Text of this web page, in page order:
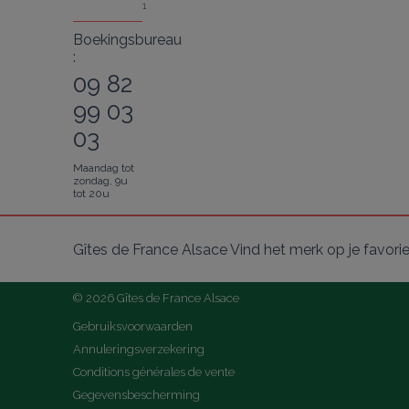
1
Boekingsbureau
:
09 82
99 03
03
Maandag tot
zondag, 9u
tot 20u
Gîtes de France Alsace Vind het merk op je
© 2026 Gîtes de France Alsace
Gebruiksvoorwaarden
Annuleringsverzekering
Conditions générales de vente
Gegevensbescherming